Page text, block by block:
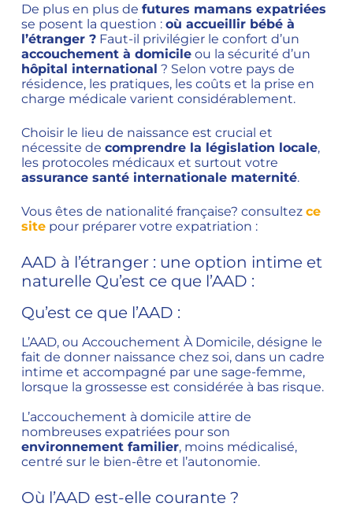
De plus en plus de futures mamans expatriées
se posent la question : où accueillir bébé à
l’étranger ?Faut-il privilégier le confort d’un
accouchement à domicileou la sécurité d’un
hôpital international ? Selon votre pays de
résidence, les pratiques, les coûts et la prise en
charge médicale varient considérablement.
Choisir le lieu de naissance est crucial et
nécessite de comprendre la législation locale,
les protocoles médicaux et surtout votre
assurance santé internationale maternité.
Vous êtes de nationalité française? consultez ce
sitepour préparer votre expatriation :
AAD à l’étranger : une option intime et
naturelle Qu’est ce que l’AAD :
Qu’est ce que l’AAD :
L’AAD, ou Accouchement À Domicile, désigne le
fait de donner naissance chez soi, dans un cadre
intime et accompagné par une sage-femme,
lorsque la grossesse est considérée à bas risque.
L’accouchement à domicile attire de
nombreuses expatriées pour son
environnement familier, moins médicalisé,
centré sur le bien-être et l’autonomie.
Où l’AAD est-elle courante ?